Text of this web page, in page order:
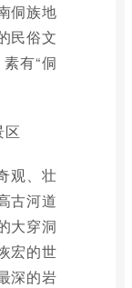
侗族地
民俗文
有“侗
区
观、壮
古河道
大穿洞
宏的世
深的岩